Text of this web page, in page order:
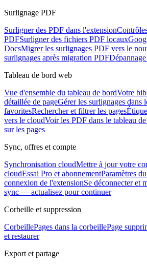
Surlignage PDF
Surligner des PDF dans l'extension
PDFSurligner des fichiers PDF locaux
DocsMigrer les surlignages PDF vers le
surlignages après migration PDF
Tableau de bord web
Vue d'ensemble du tableau de bordVotre
détaillée de pageGérer les surlignages dans
favoritesRechercher et filtrer les pages
vers le cloudVoir les PDF dans le tableau
sur les pages
Sync, offres et compte
Synchronisation cloudMettre à jour votre
cloudEssai Pro et abonnementParamètres
connexion de l'extensionSe déconnecter et
sync — actualisez pour continuer
Corbeille et suppression
CorbeillePages dans la corbeillePage
et restaurer
Export et partage